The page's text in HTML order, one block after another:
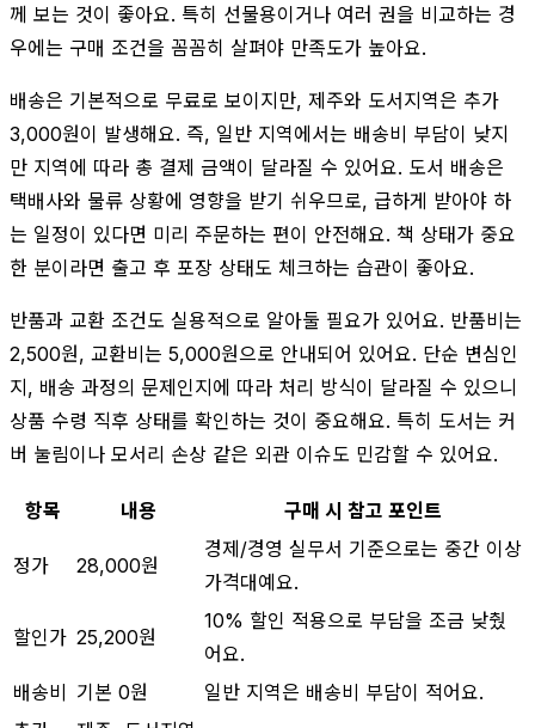
께 보는 것이 좋아요. 특히 선물용이거나 여러 권을 비교하는 경
우에는 구매 조건을 꼼꼼히 살펴야 만족도가 높아요.
배송은 기본적으로 무료로 보이지만, 제주와 도서지역은 추가
3,000원이 발생해요. 즉, 일반 지역에서는 배송비 부담이 낮지
만 지역에 따라 총 결제 금액이 달라질 수 있어요. 도서 배송은
택배사와 물류 상황에 영향을 받기 쉬우므로, 급하게 받아야 하
는 일정이 있다면 미리 주문하는 편이 안전해요. 책 상태가 중요
한 분이라면 출고 후 포장 상태도 체크하는 습관이 좋아요.
반품과 교환 조건도 실용적으로 알아둘 필요가 있어요. 반품비는
2,500원, 교환비는 5,000원으로 안내되어 있어요. 단순 변심인
지, 배송 과정의 문제인지에 따라 처리 방식이 달라질 수 있으니
상품 수령 직후 상태를 확인하는 것이 중요해요. 특히 도서는 커
버 눌림이나 모서리 손상 같은 외관 이슈도 민감할 수 있어요.
항목 내용 구매 시 참고 포인트
정가 28,000원
경제/경영 실무서 기준으로는 중간 이상
가격대예요.
할인가 25,200원
10% 할인 적용으로 부담을 조금 낮췄
어요.
배송비 기본 0원
일반 지역은 배송비 부담이 적어요.